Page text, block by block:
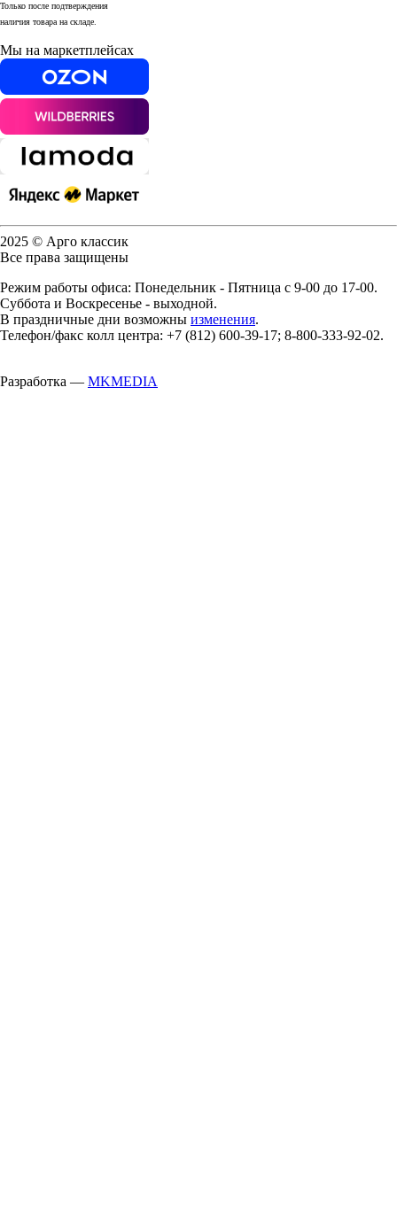
Только после подтверждения
наличия товара на складе.
Мы на маркетплейсах
2025 © Арго классик
Все права защищены
Режим работы офиса: Понедельник - Пятница с 9-00 до 17-00.
Суббота и Воскресенье - выходной.
В праздничные дни возможны изменения.
Телефон/факс колл центра: +7 (812) 600-39-17; 8-800-333-92-02.
Разработка — MKMEDIA